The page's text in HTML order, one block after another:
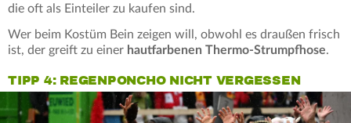
die oft als Einteiler zu kaufen sind.
Wer beim Kostüm Bein zeigen will, obwohl es draußen frisch
ist, der greift zu einer hautfarbenen Thermo-Strumpfhose.
TIPP 4: REGENPONCHO NICHT VERGESSEN